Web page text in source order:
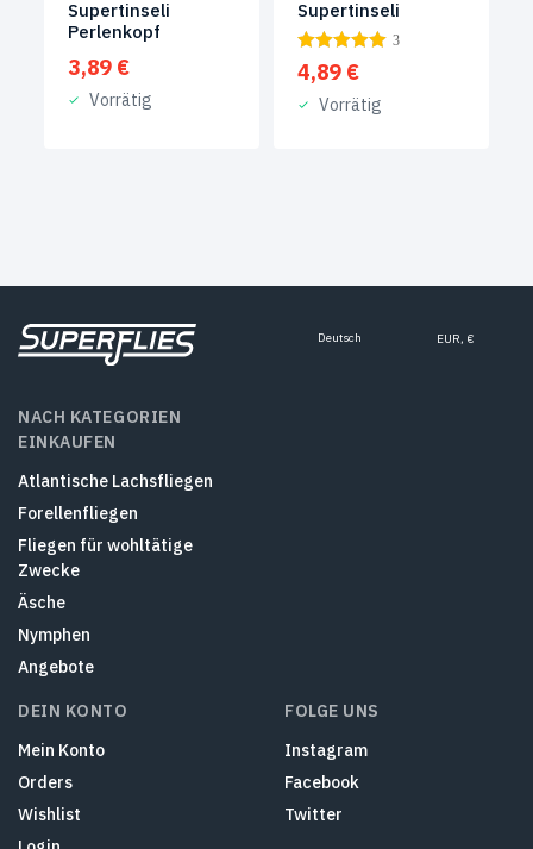
Supertinseli
Perlenkopf
3,89 €
Vorrätig
Supertinseli
3
4,89 €
Vorrätig
Deutsch EUR, €
NACH KATEGORIEN
EINKAUFEN
Atlantische Lachsfliegen
Forellenfliegen
Fliegen für wohltätige
Zwecke
Äsche
Nymphen
Angebote
DEIN KONTO
Mein Konto
Orders
Wishlist
FOLGE UNS
Instagram
Facebook
Twitter